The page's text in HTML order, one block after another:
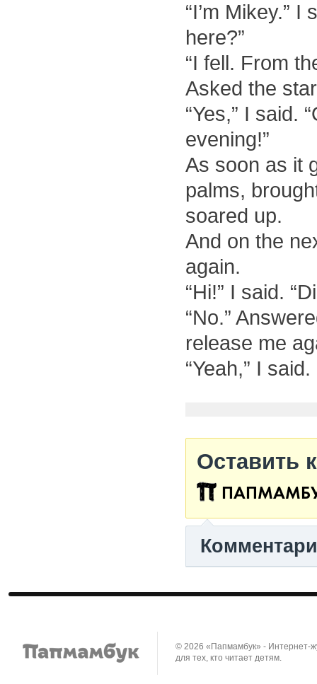
“I’m Mikey.”
here?”
“I fell. From
Asked the
“Yes,” I said.
evening!”
As soon as it
palms,
soared up.
And on the
again.
“Hi!” I said.
“No.”
release me
“Yeah,” I
Оставить
© 2026 «Папмамбук» - Интернет-
для тех, кто читает детям.